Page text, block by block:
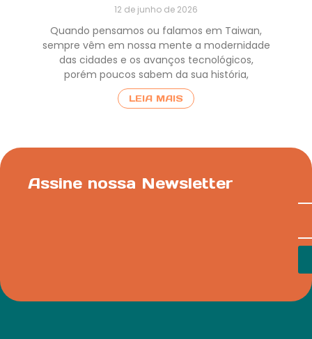
12 de junho de 2026
Quando pensamos ou falamos em Taiwan,
sempre vêm em nossa mente a modernidade
das cidades e os avanços tecnológicos,
porém poucos sabem da sua história,
LEIA MAIS
Assine nossa Newsletter